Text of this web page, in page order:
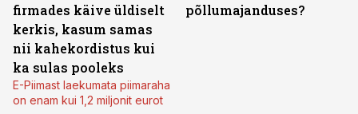
firmades käive üldiselt
kerkis, kasum samas
nii kahekordistus kui
ka sulas pooleks
E-Piimast laekumata piimaraha
on enam kui 1,2 miljonit eurot
põllumajanduses?